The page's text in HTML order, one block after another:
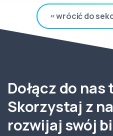
wrócić do
Dołącz do nas
Skorzystaj z
rozwijaj swój